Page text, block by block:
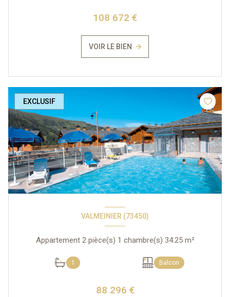
108 672 €
VOIR LE BIEN
EXCLUSIF
VALMEINIER (73450)
Appartement 2 pièce(s) 1 chambre(s) 34.25 m²
1 Balcon
88 296 €